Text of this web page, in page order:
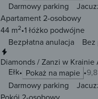
Darmowy parking
Apartament 2-osobowy
44 m2 1 łóżko podwójne
Bezpłatna anulacja
Bez
Diamonds / Zanzi w Krainie
Ełk
Pokaż na mapie
Darmowy parking